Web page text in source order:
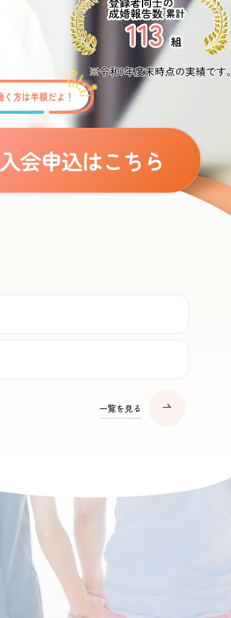
入会申込はこちら
一覧を見る